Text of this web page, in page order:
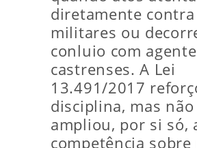
diretamente contra
militares ou
conluio com
castrenses. A Lei
13.491/2017
disciplina, mas não
ampliou, por si só,
competência sobre